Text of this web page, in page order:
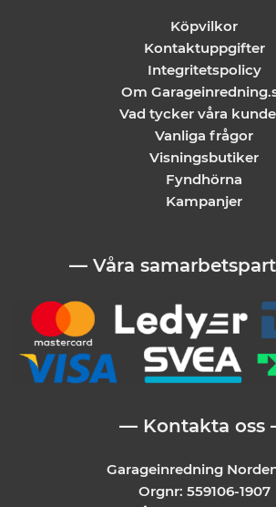
Köpvilkor
Kontaktuppgifter
Integritetspolicy
Om
Vad tycker våra
Vanliga frågor
Visningsbutiker
Fyndhörna
Kampanjer
— Våra
— Kontakta oss
Garageinredning
Orgnr: 559106-1907